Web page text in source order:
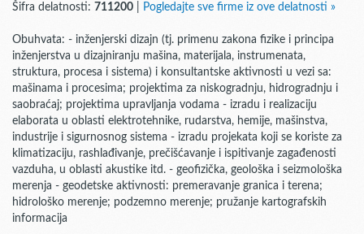
Šifra delatnosti: 711200 Pogledajte sve firme iz ove delatnosti »
Obuhvata: - inženjerski dizajn (tj. primenu zakona fizike i principa
inženjerstva u dizajniranju mašina, materijala, instrumenata,
struktura, procesa i sistema) i konsultantske aktivnosti u vezi sa:
mašinama i procesima; projektima za niskogradnju, hidrogradnju i
saobraćaj; projektima upravljanja vodama - izradu i realizaciju
elaborata u oblasti elektrotehnike, rudarstva, hemije, mašinstva,
industrije i sigurnosnog sistema - izradu projekata koji se koriste za
klimatizaciju, rashlađivanje, prečišćavanje i ispitivanje zagađenosti
vazduha, u oblasti akustike itd. - geofizička, geološka i seizmološka
merenja - geodetske aktivnosti: premeravanje granica i terena;
hidrološko merenje; podzemno merenje; pružanje kartografskih
informacija